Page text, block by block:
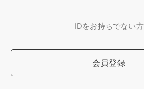
IDをお持ちでない方
会員登録